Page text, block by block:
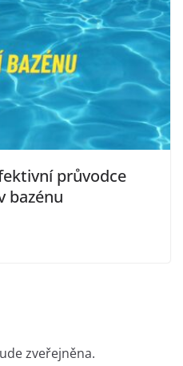
průvodce
bazénu
zveřejněna.